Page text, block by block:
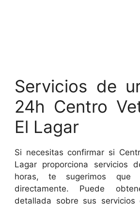
Servicios de
24h Centro
El Lagar
Si necesitas confirmar si
Lagar proporciona servicios
horas, te sugerimos que
directamente. Puede
detallada sobre sus servicios